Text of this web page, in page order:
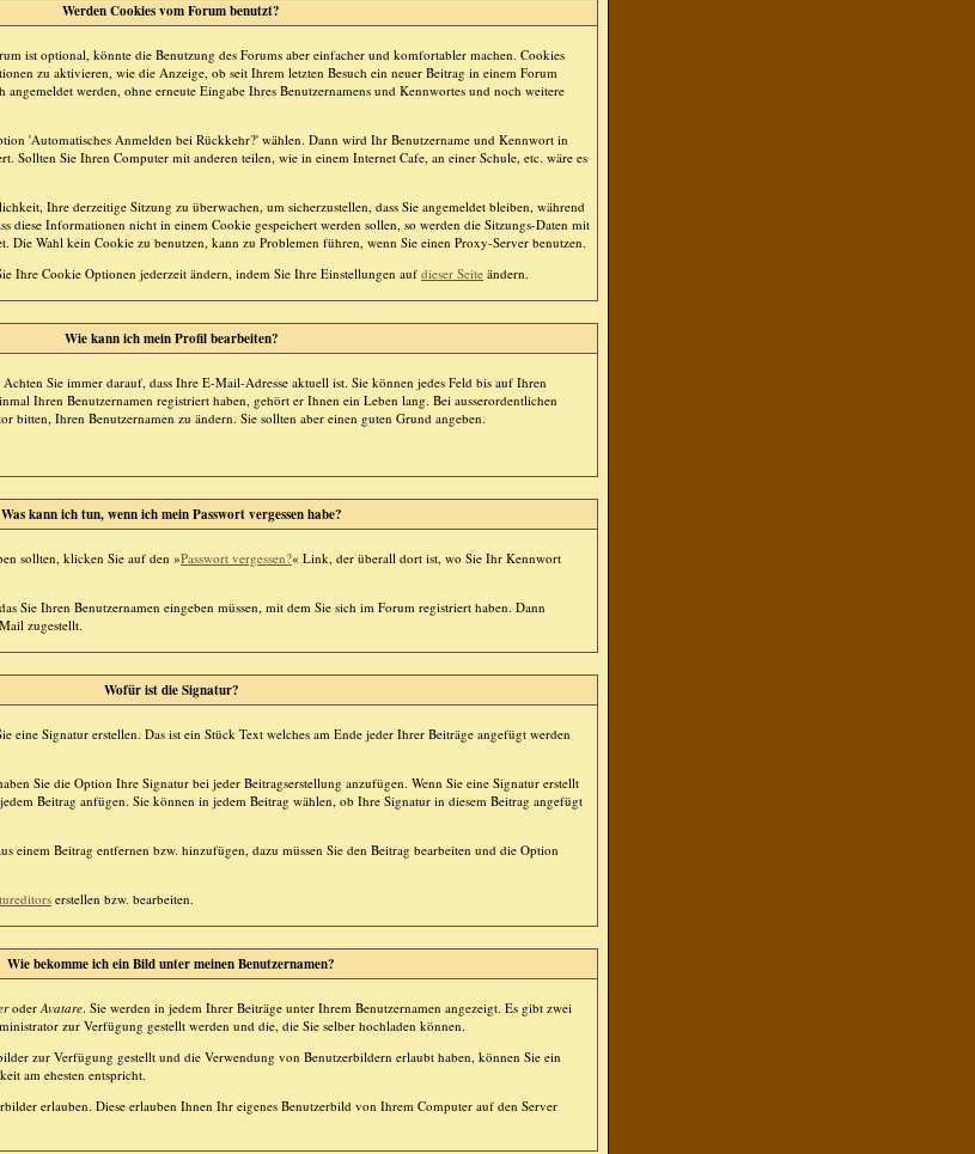
Werden Cookies vom Forum benutzt?
ist optional, könnte die Benutzung des Forums aber einfacher und komfortabler machen. Cookies
zu aktivieren, wie die Anzeige, ob seit Ihrem letzten Besuch ein neuer Beitrag in einem Forum
angemeldet werden, ohne erneute Eingabe Ihres Benutzernamens und Kennwortes und noch weitere
'Automatisches Anmelden bei Rückkehr?' wählen. Dann wird Ihr Benutzername und Kennwort in
Sollten Sie Ihren Computer mit anderen teilen, wie in einem Internet Cafe, an einer Schule, etc. wäre es
Ihre derzeitige Sitzung zu überwachen, um sicherzustellen, dass Sie angemeldet bleiben, während
diese Informationen nicht in einem Cookie gespeichert werden sollen, so werden die Sitzungs-Daten mit
Die Wahl kein Cookie zu benutzen, kann zu Problemen führen, wenn Sie einen Proxy-Server benutzen.
Ihre Cookie Optionen jederzeit ändern, indem Sie Ihre Einstellungen auf dieser Seite ändern.
Wie kann ich mein Profil bearbeiten?
Sie immer darauf, dass Ihre E-Mail-Adresse aktuell ist. Sie können jedes Feld bis auf Ihren
Ihren Benutzernamen registriert haben, gehört er Ihnen ein Leben lang. Bei ausserordentlichen
bitten, Ihren Benutzernamen zu ändern. Sie sollten aber einen guten Grund angeben.
Was kann ich tun, wenn ich mein Passwort vergessen habe?
sollten, klicken Sie auf den »Passwort vergessen?« Link, der überall dort ist, wo Sie Ihr Kennwort
Sie Ihren Benutzernamen eingeben müssen, mit dem Sie sich im Forum registriert haben. Dann
zugestellt.
Wofür ist die Signatur?
eine Signatur erstellen. Das ist ein Stück Text welches am Ende jeder Ihrer Beiträge angefügt werden
Sie die Option Ihre Signatur bei jeder Beitragserstellung anzufügen. Wenn Sie eine Signatur erstellt
Beitrag anfügen. Sie können in jedem Beitrag wählen, ob Ihre Signatur in diesem Beitrag angefügt
einem Beitrag entfernen bzw. hinzufügen, dazu müssen Sie den Beitrag bearbeiten und die Option
erstellen bzw. bearbeiten.
Wie bekomme ich ein Bild unter meinen Benutzernamen?
oderAvatare. Sie werden in jedem Ihrer Beiträge unter Ihrem Benutzernamen angezeigt. Es gibt zwei
zur Verfügung gestellt werden und die, die Sie selber hochladen können.
zur Verfügung gestellt und die Verwendung von Benutzerbildern erlaubt haben, können Sie ein
am ehesten entspricht.
erlauben. Diese erlauben Ihnen Ihr eigenes Benutzerbild von Ihrem Computer auf den Server